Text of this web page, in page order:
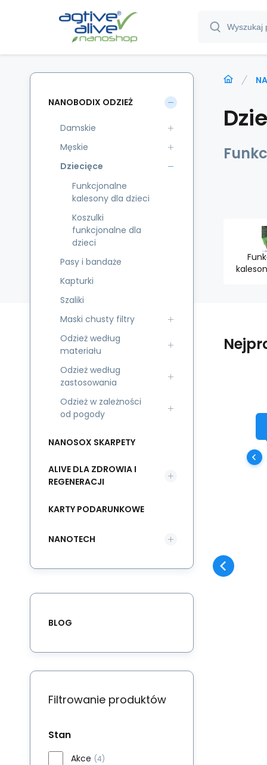
i
NANOBODIX ODZIEŻ
Damskie
Męskie
Dziecięce
Funkcjonalne
kalesony dla dzieci
Koszulki
funkcjonalne dla
dzieci
Pasy i bandaże
Kapturki
Szaliki
Maski chusty filtry
Odzież według
materiału
Odzież według
zastosowania
Odzież w zależności
od pogody
NANOSOX SKARPETY
ALIVE DLA ZDROWIA I
REGENERACJI
KARTY PODARUNKOWE
NANOTECH
BLOG
Filtrowanie produktów
Stan
Akce (4)